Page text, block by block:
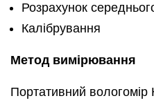
Розрахунок
Калібрування
Метод вимірювання
Портативний вологомір